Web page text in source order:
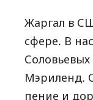
Жаргал в
сфере. В
Мэриленд.
пение и